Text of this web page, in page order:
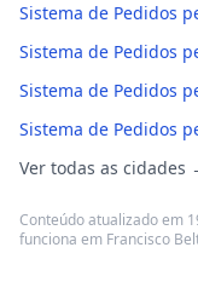
Sistema de Pedidos
Sistema de Pedidos
Sistema de Pedidos
Sistema de Pedidos
Ver todas as cidades
Conteúdo atualizado em
funciona em Francisco